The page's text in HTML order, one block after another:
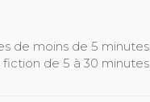
de moins de 5 minutes
de 5 à 30 minutes